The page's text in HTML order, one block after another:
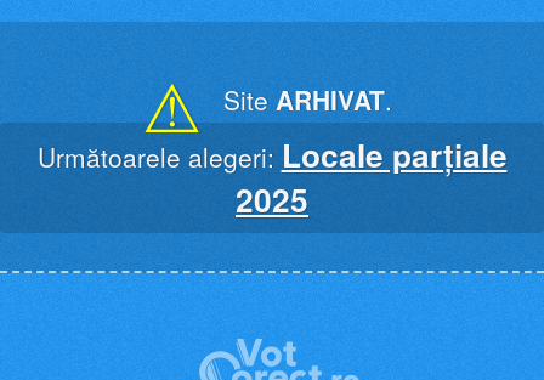
⚠ Site ARHIVAT.
Următoarele alegeri: Locale parțiale
2025